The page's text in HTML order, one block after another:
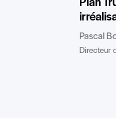
Plan
Pascal
Directeur